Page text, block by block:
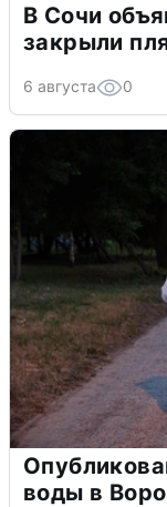
В Сочи
закрыли
6 августа 0
воды в